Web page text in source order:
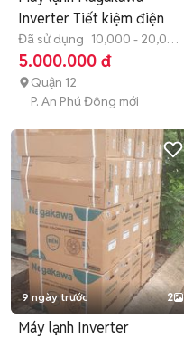
Inverter Tiết kiệm điện
Đã sử dụng 10,000 - 20,000
BTU
5.000.000 đ
Quận 12
P. An Phú Đông mới
9 ngày trước 2
Máy lạnh Inverter